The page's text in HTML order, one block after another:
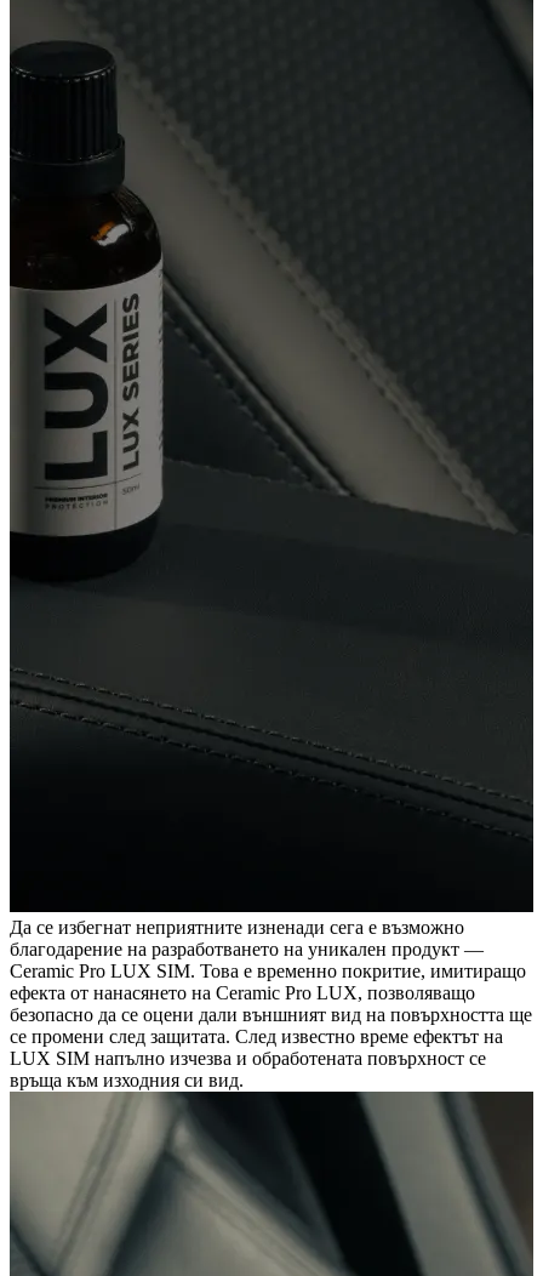
Да се избегнат неприятните изненади сега е възможно
благодарение на разработването на уникален продукт —
Ceramic Pro LUX SIM. Това е временно покритие, имитиращо
ефекта от нанасянето на Ceramic Pro LUX, позволяващо
безопасно да се оцени дали външният вид на повърхността ще
се промени след защитата. След известно време ефектът на
LUX SIM напълно изчезва и обработената повърхност се
връща към изходния си вид.